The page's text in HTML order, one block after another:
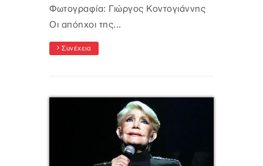
Φωτογραφία: Γιώργος Κοντογιάννης
Οι απόηχοι της...
Συνέχεια